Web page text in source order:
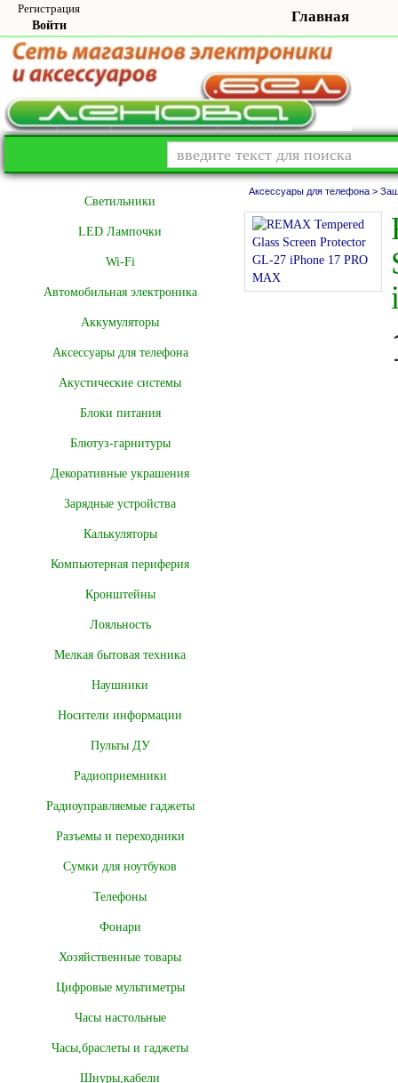
Регистрация
Войти
Главная
Cветильники
LED Лампочки
Wi-Fi
Автомобильная электроника
Аккумуляторы
Аксессуары для телефона
Акустические системы
Блоки питания
Блютуз-гарнитуры
Декоративные украшения
Зарядные устройства
Калькуляторы
Компьютерная периферия
Кронштейны
Лояльность
Мелкая бытовая техника
Наушники
Носители информации
Пульты ДУ
Радиоприемники
Радиоуправляемые гаджеты
Разъемы и переходники
Сумки для ноутбуков
Телефоны
Фонари
Хозяйственные товары
Цифровые мультиметры
Часы настольные
Часы,браслеты и гаджеты
Шнуры,кабели
Аксессуары для телефона >